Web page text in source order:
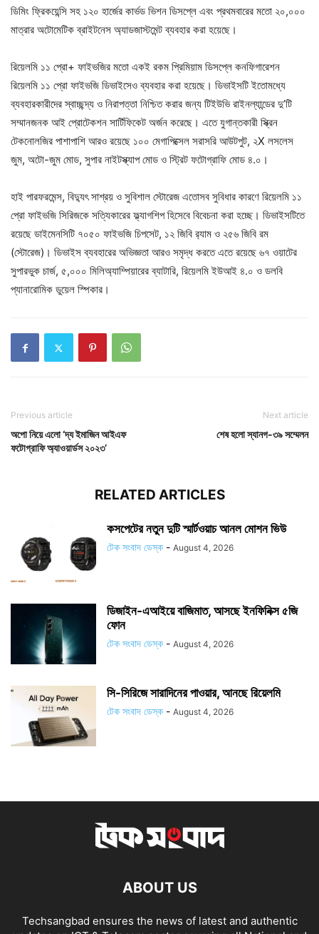
ডিমিং ফ্রিকয়েন্সি সহ ১২০ হার্জের কার্ভড ভিশন ডিসপ্লে এবং প্রথমবারের মতো ২০,০০০
মাত্রার অটোমেটিক ব্রাইটনেস অ্যাডজাস্টমেন্ট ব্যবহার করা হয়েছে।
রিয়েলমি ১১ প্রো+ ফাইভজির মতো একই রকম প্রিমিয়াম ডিসপ্লে কনফিগারেশন
রিয়েলমি ১১ প্রো ফাইভজি ডিভাইসেও ব্যবহার করা হয়েছে। ডিভাইসটি ইতোমধ্যে
ব্যবহারকারীদের স্বাচ্ছন্দ্য ও নিরাপত্তা নিশ্চিত করার জন্য টিইউভি রাইনল্যান্ডের দু’টি
সম্মানজনক আই প্রোটেকশন সার্টিফিকেট অর্জন করেছে। এতে যুগান্তকারী স্ক্রিন
টেকনোলজির পাশাপাশি আরও রয়েছে ১০০ মেগাপিক্সেল সরাসরি আউটপুট, ২X লসলেস
জুম, অটো-জুম মোড, সুপার নাইটস্ক্যাপ মোড ও স্ট্রিট ফটোগ্রাফি মোড ৪.০।
হাই পারফরমেন্স, বিদ্যুৎ সাশ্রয় ও সুবিশাল স্টোরেজ এতোসব সুবিধার কারণে রিয়েলমি ১১
প্রো ফাইভজি সিরিজকে সত্যিকারের ফ্ল্যাগশিপ হিসেবে বিবেচনা করা হচ্ছে। ডিভাইসটিতে
রয়েছে ডাইমেনসিটি ৭০৫০ ফাইভজি চিপসেট, ১২ জিবি র‍্যাম ও ২৫৬ জিবি রম
(স্টোরেজ)। ডিভাইস ব্যবহারের অভিজ্ঞতা আরও সমৃদ্ধ করতে এতে রয়েছে ৬৭ ওয়াটের
সুপারভুক চার্জ, ৫,০০০ মিলিঅ্যাম্পিয়ারের ব্যাটারি, রিয়েলমি ইউআই ৪.০ ও ডলবি
প্যানারোমিক ডুয়েল স্পিকার।
Previous article
অপো নিয়ে এলো ‘দ্য ইমাজিন আইএফ
ফটোগ্রাফি অ্যাওয়ার্ডস ২০২৩’
Next article
শেষ হলো স্যানগ-৩৯ সম্মেলন
RELATED ARTICLES
কসপেটের নতুন দুটি স্মার্টওয়াচ আনল মোশন ভিউ
টেক সংবাদ ডেস্ক - August 4, 2026
ডিজাইন-এআইয়ে বাজিমাত, আসছে ইনফিনিক্স ৫জি
ফোন
টেক সংবাদ ডেস্ক - August 4, 2026
সি-সিরিজে সারাদিনের পাওয়ার, আনছে রিয়েলমি
টেক সংবাদ ডেস্ক - August 4, 2026
ABOUT US
Techsangbad ensures the news of latest and authentic